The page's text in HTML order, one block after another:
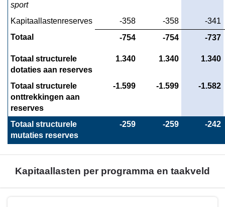
sport
Kapitaallastenreserves -358 -358
-341
Totaal
-754 -754 -737
Totaal structurele
dotaties aan reserves
1.340 1.340 1.340
Totaal structurele
onttrekkingen aan
reserves
-1.599 -1.599 -1.582
Totaal structurele
mutaties reserves
-259 -259 -242
Kapitaallasten per programma en taakveld